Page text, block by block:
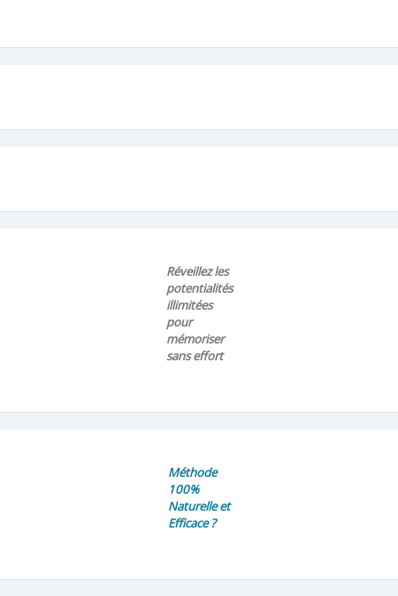
Réveillez les
potentialités
illimitées
pour
mémoriser
sans effort
Méthode
100%
Naturelle et
Efficace ?